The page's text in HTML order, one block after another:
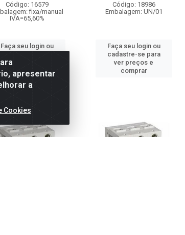
Código: 16579
fixa/manual
IVA=65,60%
Faça seu login ou
ver preços e
comprar
Código: 18986
Embalagem: UN/01
Faça seu login ou
cadastre-se para
ver preços e
comprar
apresentar
a
Cookies